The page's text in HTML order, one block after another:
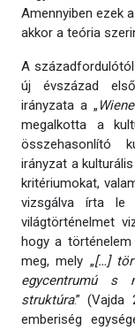
Amennyiben ezek
akkor a teória
A
új évszázad
irányzata a „
megalkotta a
összehasonlító
irányzat a
kritériumokat,
vizsgálva írta le
világtörténelmet
hogy a
meg, mely „[…]
egycentrumú s
struktúra.” (Vajda
emberiség